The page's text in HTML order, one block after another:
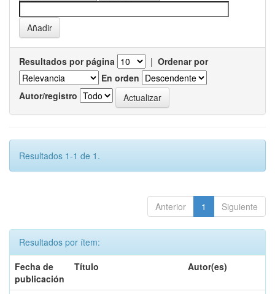
Resultados por página | Ordenar por
En orden
Autor/registro
Resultados 1-1 de 1.
Anterior 1 Siguiente
Resultados por ítem:
Fecha de
publicación
Título Autor(es)